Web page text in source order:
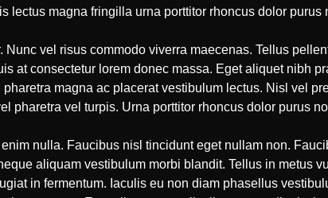
lectus magna fringilla urna porttitor rhoncus dolor
vel risus commodo viverra maecenas. Tellus
at consectetur lorem donec massa. Eget aliquet nibh
magna ac placerat vestibulum lectus. Nisl vel
pharetra vel turpis. Urna porttitor rhoncus dolor purus
nulla. Faucibus nisl tincidunt eget nullam non.
aliquam vestibulum morbi blandit. Tellus in metus
in fermentum. Iaculis eu non diam phasellus